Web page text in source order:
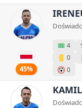
45%
4
0
0